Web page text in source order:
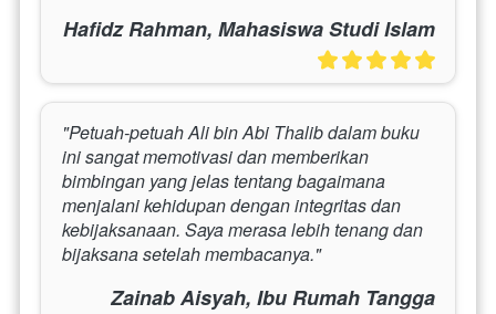
Hafidz Rahman, Mahasiswa Studi Islam
"Petuah-petuah Ali bin Abi Thalib dalam buku
ini sangat memotivasi dan memberikan
bimbingan yang jelas tentang bagaimana
menjalani kehidupan dengan integritas dan
kebijaksanaan. Saya merasa lebih tenang dan
bijaksana setelah membacanya."
Zainab Aisyah, Ibu Rumah Tangga